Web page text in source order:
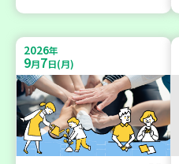
2026年
9月7日(月)